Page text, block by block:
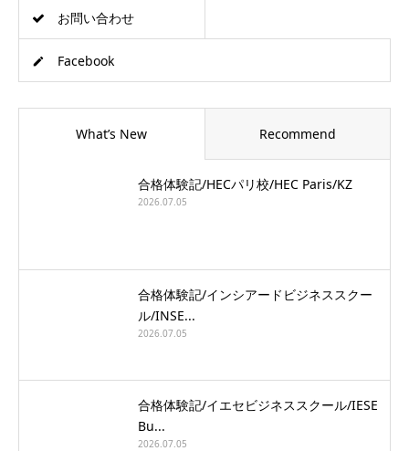
お問い合わせ
Facebook
What’s New Recommend
合格体験記/HECパリ校/HEC Paris/KZ
2026.07.05
合格体験記/インシアードビジネススクー
ル/INSE...
2026.07.05
合格体験記/イエセビジネススクール/IESE
Bu...
2026.07.05